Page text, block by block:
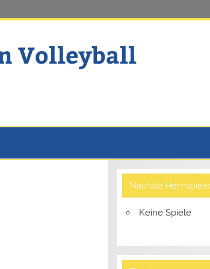
Volleyball
Nächste Heimspiele
Keine Spiele